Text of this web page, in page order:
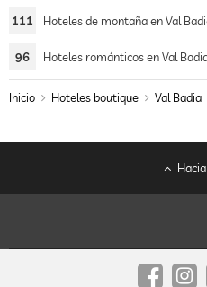
111 Hoteles de montaña en Val
96 Hoteles románticos en Val
Inicio Hoteles boutique Val Badia